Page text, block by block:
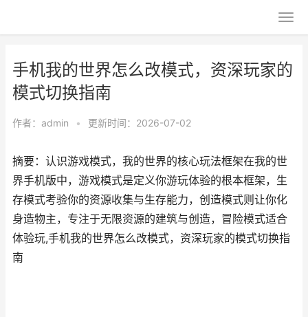
手机我的世界怎么改模式，资深玩家的
模式切换指南
作者： admin • 更新时间：2026-07-02
摘要：认识游戏模式，我的世界的核心玩法框架在我的世
界手机版中，游戏模式是定义你游玩体验的根本框架，生
存模式考验你的资源收集与生存能力，创造模式则让你化
身造物主，专注于无限资源的建筑与创造，冒险模式适合
体验玩,手机我的世界怎么改模式，资深玩家的模式切换指
南